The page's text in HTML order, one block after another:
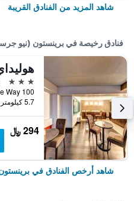
شاهد المزيد من الفنادق القريبة
فنادق رخيصة في برينستون (نيو
3 نجوم
5.7 كيلومتر عن وسط المدينة
294 ﷼
شاهد أرخص الفنادق في